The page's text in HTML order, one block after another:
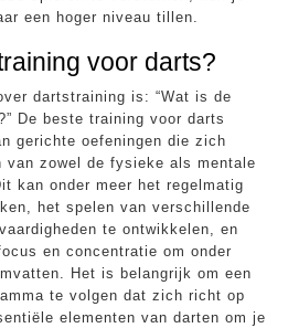
een hoger niveau tillen.
voor darts?
dartstraining is: “Wat is de
De beste training voor darts
gerichte oefeningen die zich
van zowel de fysieke als mentale
kan onder meer het regelmatig
het spelen van verschillende
te ontwikkelen, en
en concentratie om onder
Het is belangrijk om een
te volgen dat zich richt op
elementen van darten om je